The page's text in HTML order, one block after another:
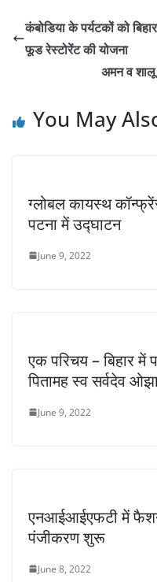
कंबोडिया के पर्यटकों को
फूड रेस्टोरेंट की योजना
अमन व शालू
You May
ग्लोबल कायस्थ
पटना में उद्घाटन
June 9, 2022
एक परिचय – बिहार में
पितामह स्व सर्वदेव
June 9, 2022
एनआईआईएफटी में
पंजीकरण शुरू
June 8, 2022